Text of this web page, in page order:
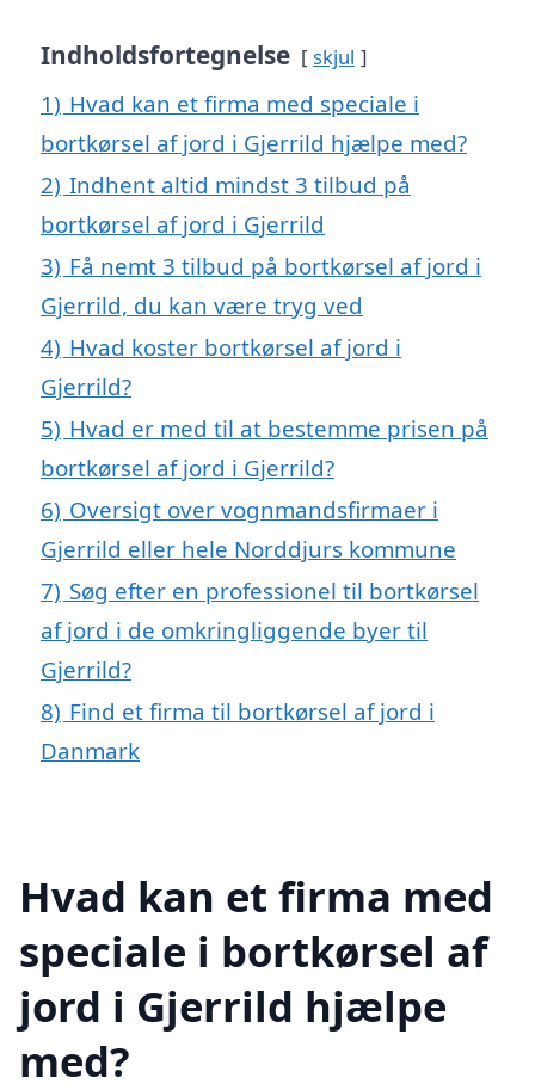
Indholdsfortegnelse skjul
1) Hvad kan et firma med speciale i
bortkørsel af jord i Gjerrild hjælpe med?
2) Indhent altid mindst 3 tilbud på
bortkørsel af jord i Gjerrild
3) Få nemt 3 tilbud på bortkørsel af jord i
Gjerrild, du kan være tryg ved
4) Hvad koster bortkørsel af jord i
Gjerrild?
5) Hvad er med til at bestemme prisen på
bortkørsel af jord i Gjerrild?
6) Oversigt over vognmandsfirmaer i
Gjerrild eller hele Norddjurs kommune
7) Søg efter en professionel til bortkørsel
af jord i de omkringliggende byer til
Gjerrild?
8) Find et firma til bortkørsel af jord i
Danmark
Hvad kan et firma med
speciale i bortkørsel af
jord i Gjerrild hjælpe
med?